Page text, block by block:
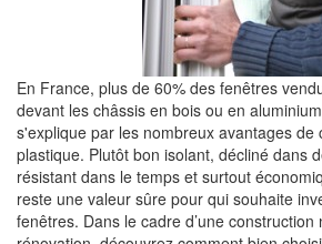
En France, plus de 60% des fenêtres
devant les châssis en bois ou en
s'explique par les nombreux avantages de
plastique. Plutôt bon isolant, décliné dans
résistant dans le temps et surtout
reste une valeur sûre pour qui souhaite
fenêtres. Dans le cadre d’une construction